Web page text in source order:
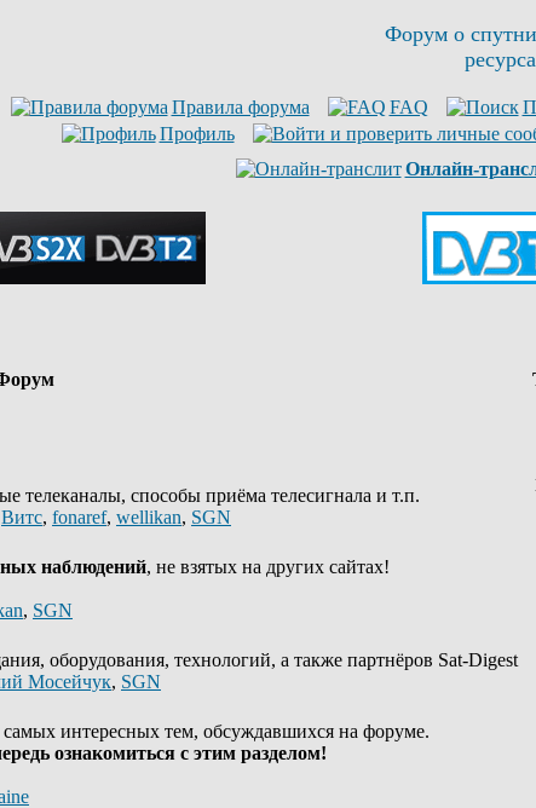
Форум о
ресурса
Правила форума FAQ
Профиль
Онлайн-
телеканалы, способы приёма телесигнала и т.п.
Витс, fonaref, wellikan, SGN
наблюдений, не взятых на других сайтах!
, SGN
оборудования, технологий, а также партнёров Sat-Digest
Мосейчук, SGN
интересных тем, обсуждавшихся на форуме.
ознакомиться с этим разделом!